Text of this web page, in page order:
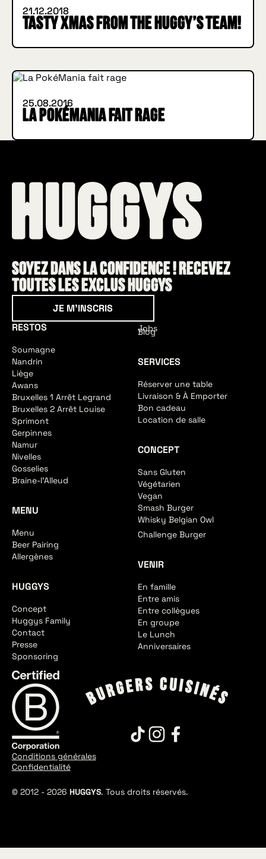
21.12.2018
Tasty Xmas from the Huggy’s Team!
25.08.2016
La PokéMania fait rage
Soyez dans la confidence ! Recevez
toutes les exclus HUGGYS
JE M'INSCRIS
RESTOS
Soumagne
Nandrin
Liège
Awans
Bruxelles 1 Arrêt Legrand
Bruxelles 2 Arrêt Louise
Sprimont
Gerpinnes
Namur
Nivelles
Gosselies
Braine-l'Alleud
MENU
Menu
Beer Pairing
Allergènes
HUGGYS
Concept
Huggys Family
Contact
Presse
Sponsoring
Jobs
Blog
SERVICES
Réserver une table
Livraison & À Emporter
Bon cadeau
Location de salle
CONCEPT
Sans Gluten
Végétarien
Vegan
Smash Burger
Whisky Belgian Owl
Challenge Burger
VENIR
En famille
Entre amis
Entre collègues
En groupe
Le Lunch
Anniversaires
© 2012 - 2026 HUGGYS. Tous droits réservés.
Conditions générales
Confidentialité